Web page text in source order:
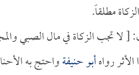
مطلقاً.
[ لا تجب الزكاة في مال الصبي
رواهأبو حنيفةواحتج به